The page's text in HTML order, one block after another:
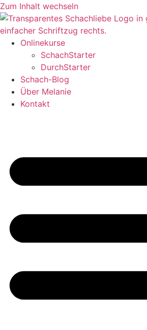
Zum Inhalt wechseln
Onlinekurse
SchachStarter
DurchStarter
Schach-Blog
Über Melanie
Kontakt